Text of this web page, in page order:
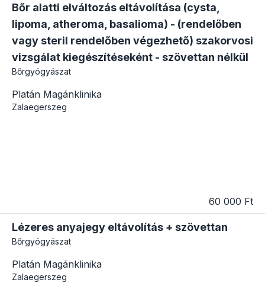
Bőr alatti elváltozás eltávolítása (cysta,
lipoma, atheroma, basalioma) - (rendelőben
vagy steril rendelőben végezhető) szakorvosi
vizsgálat kiegészítéseként - szövettan nélkül
Bőrgyógyászat
Platán Magánklinika
Zalaegerszeg
60 000 Ft
Lézeres anyajegy eltávolítás + szövettan
Bőrgyógyászat
Platán Magánklinika
Zalaegerszeg